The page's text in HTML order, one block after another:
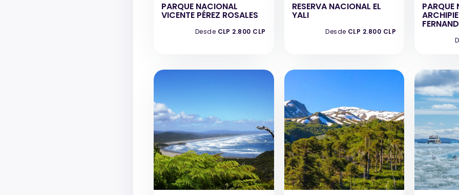
PARQUE NACIONAL
VICENTE PÉREZ ROSALES
Desde CLP 2.800 CLP
RESERVA NACIONAL EL
YALI
Desde CLP 2.800 CLP
PARQUE